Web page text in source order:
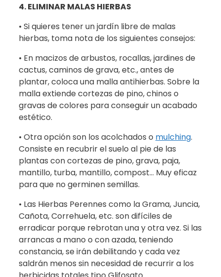
4. ELIMINAR MALAS HIERBAS
• Si quieres tener un jardín libre de malas
hierbas, toma nota de los siguientes consejos:
• En macizos de arbustos, rocallas, jardines de
cactus, caminos de grava, etc., antes de
plantar, coloca una malla antihierbas. Sobre la
malla extiende cortezas de pino, chinos o
gravas de colores para conseguir un acabado
estético.
• Otra opción son los acolchados o mulching.
Consiste en recubrir el suelo al pie de las
plantas con cortezas de pino, grava, paja,
mantillo, turba, mantillo, compost… Muy eficaz
para que no germinen semillas.
• Las Hierbas Perennes como la Grama, Juncia,
Cañota, Correhuela, etc. son difíciles de
erradicar porque rebrotan una y otra vez. Si las
arrancas a mano o con azada, teniendo
constancia, se irán debilitando y cada vez
saldrán menos sin necesidad de recurrir a los